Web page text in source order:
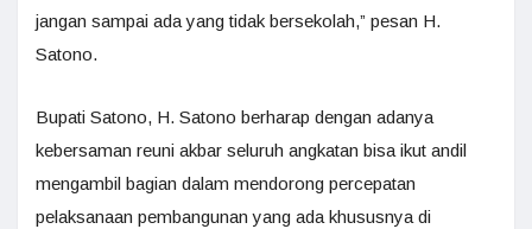
jangan sampai ada yang tidak bersekolah,” pesan H.
Satono.
Bupati Satono, H. Satono berharap dengan adanya
kebersaman reuni akbar seluruh angkatan bisa ikut andil
mengambil bagian dalam mendorong percepatan
pelaksanaan pembangunan yang ada khususnya di